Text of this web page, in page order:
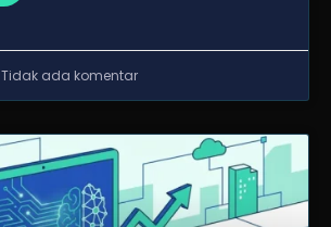
Tidak ada komentar